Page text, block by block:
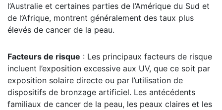
l’Australie et certaines parties de l’Amérique du Sud et
de l’Afrique, montrent généralement des taux plus
élevés de cancer de la peau.
Facteurs de risque : Les principaux facteurs de risque
incluent l’exposition excessive aux UV, que ce soit par
exposition solaire directe ou par l’utilisation de
dispositifs de bronzage artificiel. Les antécédents
familiaux de cancer de la peau, les peaux claires et les